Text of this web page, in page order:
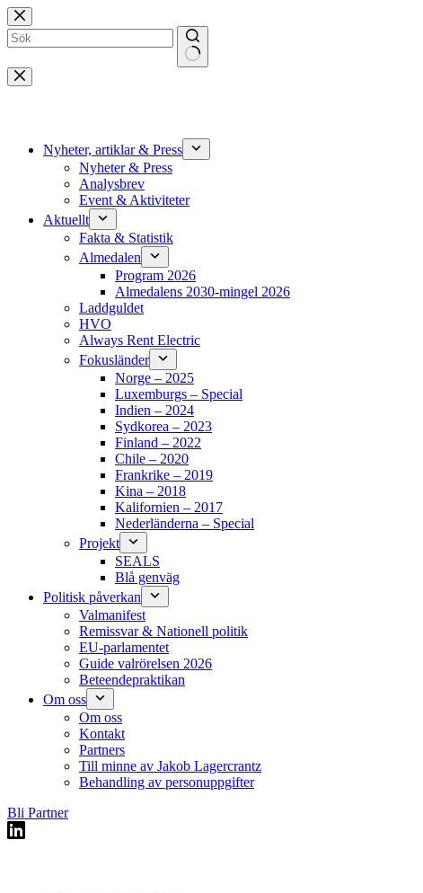
Hoppa
till
innehåll
Inga
resultat
Nyheter, artiklar & Press
Nyheter & Press
Analysbrev
Event & Aktiviteter
Aktuellt
Fakta & Statistik
Almedalen
Program 2026
Almedalens 2030-mingel 2026
Laddguldet
HVO
Always Rent Electric
Fokusländer
Norge – 2025
Luxemburgs – Special
Indien – 2024
Sydkorea – 2023
Finland – 2022
Chile – 2020
Frankrike – 2019
Kina – 2018
Kalifornien – 2017
Nederländerna – Special
Projekt
SEALS
Blå genväg
Politisk påverkan
Valmanifest
Remissvar & Nationell politik
EU-parlamentet
Guide valrörelsen 2026
Beteendepraktikan
Om oss
Om oss
Kontakt
Partners
Till minne av Jakob Lagercrantz
Behandling av personuppgifter
Bli Partner